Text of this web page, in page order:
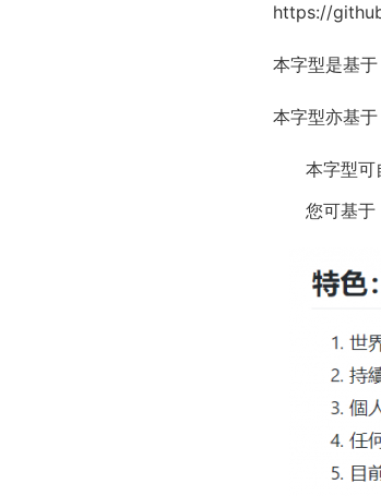
https://
本字型是基
本字型亦基
本字型可
您可基于